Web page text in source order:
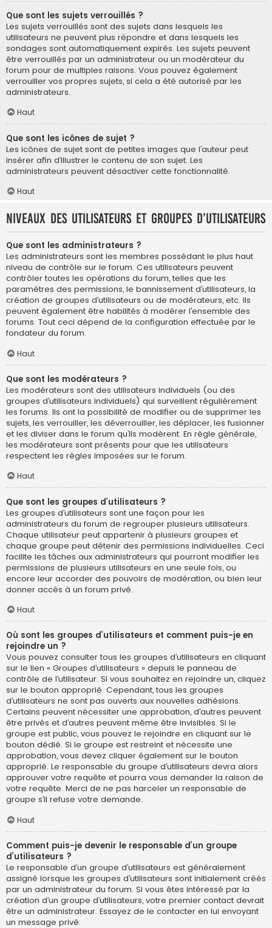
Que sont les sujets verrouillés ?
Les sujets verrouillés sont des sujets dans lesquels les
utilisateurs ne peuvent plus répondre et dans lesquels les
sondages sont automatiquement expirés. Les sujets peuvent
être verrouillés par un administrateur ou un modérateur du
forum pour de multiples raisons. Vous pouvez également
verrouiller vos propres sujets, si cela a été autorisé par les
administrateurs.
Haut
Que sont les icônes de sujet ?
Les icônes de sujet sont de petites images que l’auteur peut
insérer afin d’illustrer le contenu de son sujet. Les
administrateurs peuvent désactiver cette fonctionnalité.
Haut
Niveaux des utilisateurs et groupes d’utilisateurs
Que sont les administrateurs ?
Les administrateurs sont les membres possédant le plus haut
niveau de contrôle sur le forum. Ces utilisateurs peuvent
contrôler toutes les opérations du forum, telles que les
paramètres des permissions, le bannissement d’utilisateurs, la
création de groupes d’utilisateurs ou de modérateurs, etc. Ils
peuvent également être habilités à modérer l’ensemble des
forums. Tout ceci dépend de la configuration effectuée par le
fondateur du forum.
Haut
Que sont les modérateurs ?
Les modérateurs sont des utilisateurs individuels (ou des
groupes d’utilisateurs individuels) qui surveillent régulièrement
les forums. Ils ont la possibilité de modifier ou de supprimer les
sujets, les verrouiller, les déverrouiller, les déplacer, les fusionner
et les diviser dans le forum qu’ils modèrent. En règle générale,
les modérateurs sont présents pour que les utilisateurs
respectent les règles imposées sur le forum.
Haut
Que sont les groupes d’utilisateurs ?
Les groupes d’utilisateurs sont une façon pour les
administrateurs du forum de regrouper plusieurs utilisateurs.
Chaque utilisateur peut appartenir à plusieurs groupes et
chaque groupe peut détenir des permissions individuelles. Ceci
facilite les tâches aux administrateurs qui pourront modifier les
permissions de plusieurs utilisateurs en une seule fois, ou
encore leur accorder des pouvoirs de modération, ou bien leur
donner accès à un forum privé.
Haut
Où sont les groupes d’utilisateurs et comment puis-je en
rejoindre un ?
Vous pouvez consulter tous les groupes d’utilisateurs en cliquant
sur le lien « Groupes d’utilisateurs » depuis le panneau de
contrôle de l’utilisateur. Si vous souhaitez en rejoindre un, cliquez
sur le bouton approprié. Cependant, tous les groupes
d’utilisateurs ne sont pas ouverts aux nouvelles adhésions.
Certains peuvent nécessiter une approbation, d’autres peuvent
être privés et d’autres peuvent même être invisibles. Si le
groupe est public, vous pouvez le rejoindre en cliquant sur le
bouton dédié. Si le groupe est restreint et nécessite une
approbation, vous devez cliquer également sur le bouton
approprié. Le responsable du groupe d’utilisateurs devra alors
approuver votre requête et pourra vous demander la raison de
votre requête. Merci de ne pas harceler un responsable de
groupe s’il refuse votre demande.
Haut
Comment puis-je devenir le responsable d’un groupe
d’utilisateurs ?
Le responsable d’un groupe d’utilisateurs est généralement
assigné lorsque les groupes d’utilisateurs sont initialement créés
par un administrateur du forum. Si vous êtes intéressé par la
création d’un groupe d’utilisateurs, votre premier contact devrait
être un administrateur. Essayez de le contacter en lui envoyant
un message privé.